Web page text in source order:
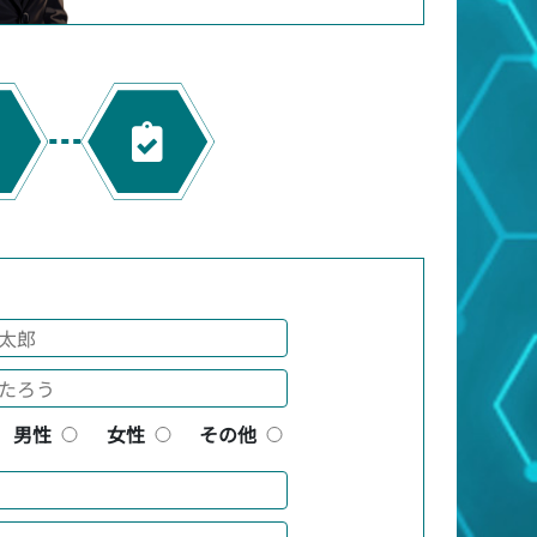
男性 女性 その他